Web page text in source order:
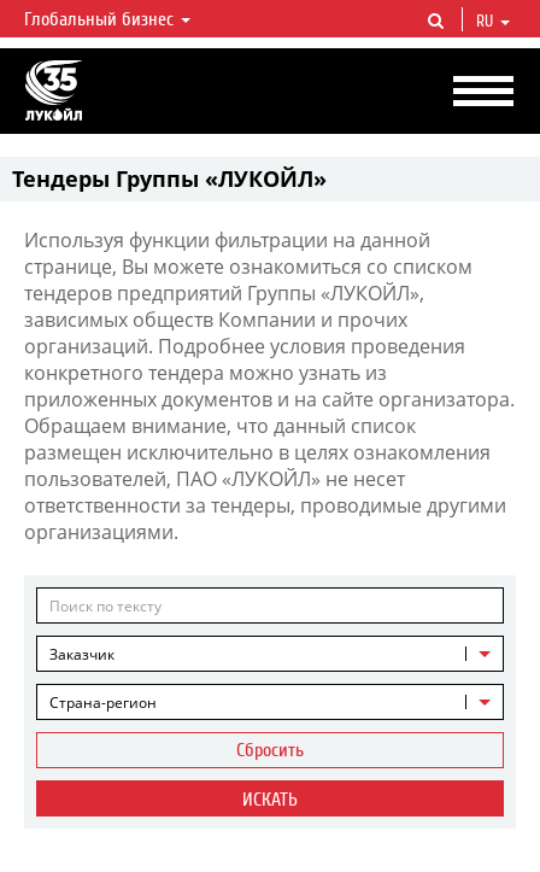
ЛУКОЙЛ СЕГОДНЯ
ЛУКОЙЛ — одна из крупнейших вертикально интегрированных
нефтегазовых компаний в мире, на долю которой приходится более 2%
мировой добычи нефти и около 1% доказанных запасов углеводородов.
Глобальный бизнес RU
Тендеры Группы «ЛУКОЙЛ»
Используя функции фильтрации на данной
странице, Вы можете ознакомиться со списком
тендеров предприятий Группы «ЛУКОЙЛ»,
зависимых обществ Компании и прочих
организаций. Подробнее условия проведения
конкретного тендера можно узнать из
приложенных документов и на сайте организатора.
Обращаем внимание, что данный список
размещен исключительно в целях ознакомления
пользователей, ПАО «ЛУКОЙЛ» не несет
ответственности за тендеры, проводимые другими
организациями.
Заказчик
Страна-регион
Сбросить
ИСКАТЬ